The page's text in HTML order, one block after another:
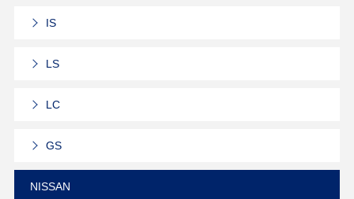
IS
LS
LC
GS
NISSAN